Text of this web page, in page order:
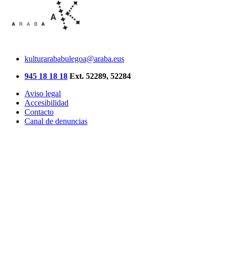
kulturarababulegoa@araba.eus
945 18 18 18 Ext. 52289, 52284
Aviso legal
Accesibilidad
Contacto
Canal de denuncias